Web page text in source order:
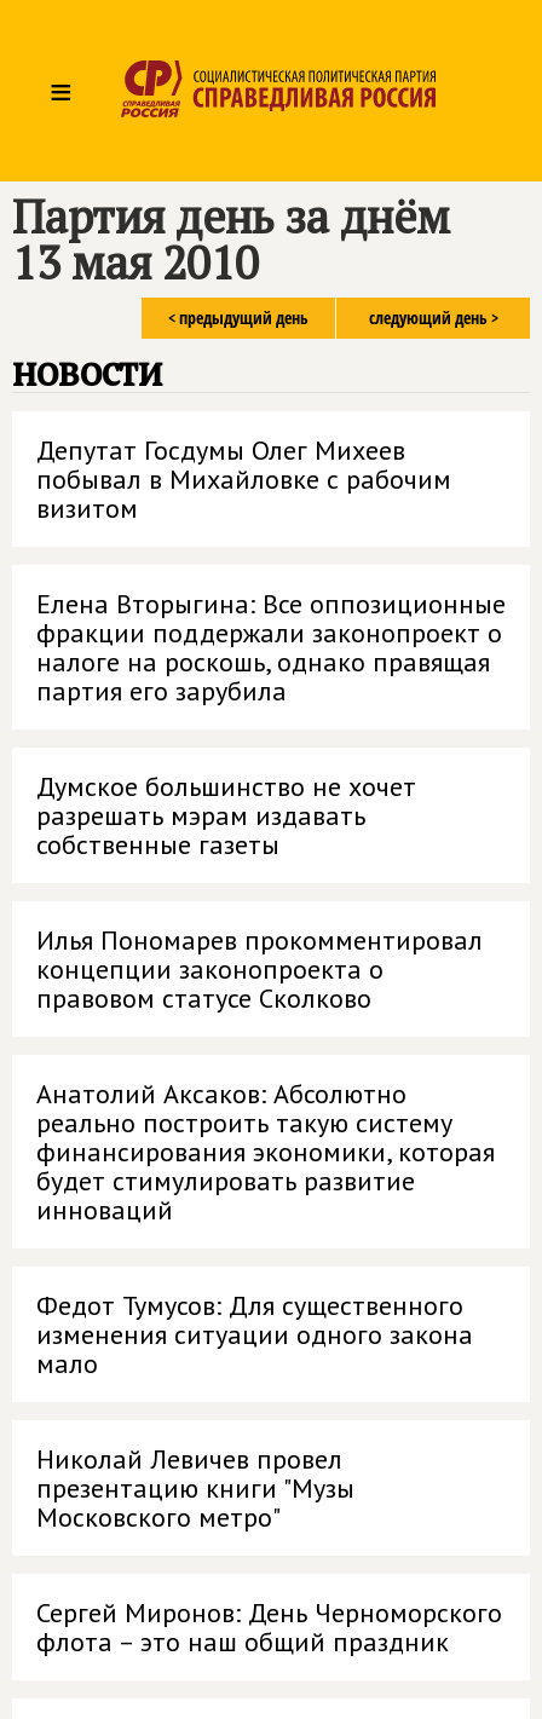
≡
Партия день за днём
13 мая 2010
следующий день >
< предыдущий день
новости
Депутат Госдумы Олег Михеев
побывал в Михайловке с рабочим
визитом
Елена Вторыгина: Все оппозиционные
фракции поддержали законопроект о
налоге на роскошь, однако правящая
партия его зарубила
Думское большинство не хочет
разрешать мэрам издавать
собственные газеты
Илья Пономарев прокомментировал
концепции законопроекта о
правовом статусе Сколково
Анатолий Аксаков: Абсолютно
реально построить такую систему
финансирования экономики, которая
будет стимулировать развитие
инноваций
Федот Тумусов: Для существенного
изменения ситуации одного закона
мало
Николай Левичев провел
презентацию книги "Музы
Московского метро"
Сергей Миронов: День Черноморского
флота – это наш общий праздник